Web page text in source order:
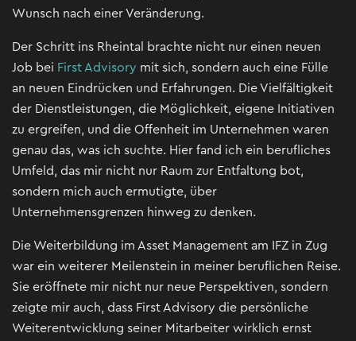
Wunsch nach einer Veränderung.
Der Schritt ins Rheintal brachte nicht nur einen neuen
Job bei First Advisory mit sich, sondern auch eine Fülle
an neuen Eindrücken und Erfahrungen. Die Vielfältigkeit
der Dienstleistungen, die Möglichkeit, eigene Initiativen
zu ergreifen, und die Offenheit im Unternehmen waren
genau das, was ich suchte. Hier fand ich ein berufliches
Umfeld, das mir nicht nur Raum zur Entfaltung bot,
sondern mich auch ermutigte, über
Unternehmensgrenzen hinweg zu denken.
Die Weiterbildung im Asset Management am IFZ in Zug
war ein weiterer Meilenstein in meiner beruflichen Reise.
Sie eröffnete mir nicht nur neue Perspektiven, sondern
zeigte mir auch, dass First Advisory die persönliche
Weiterentwicklung seiner Mitarbeiter wirklich ernst